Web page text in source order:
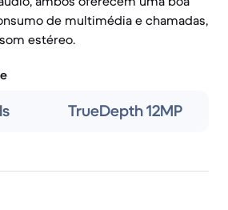
de multimédia e chamadas,
estéreo.
TrueDepth 12MP